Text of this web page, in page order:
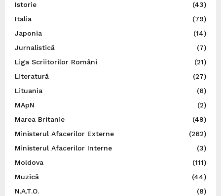
Istorie
(43)
Italia
(79)
Japonia
(14)
Jurnalistică
(7)
Liga Scriitorilor Români
(21)
Literatură
(27)
Lituania
(6)
MApN
(2)
Marea Britanie
(49)
Ministerul Afacerilor Externe
(262)
Ministerul Afacerilor Interne
(3)
Moldova
(111)
Muzică
(44)
N.A.T.O.
(8)